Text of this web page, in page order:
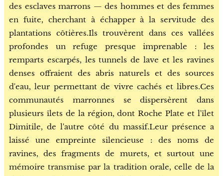
des esclaves marrons — des hommes et des femmes
en fuite, cherchant à échapper à la servitude des
plantations côtières.Ils trouvèrent dans ces vallées
profondes un refuge presque imprenable : les
remparts escarpés, les tunnels de lave et les ravines
denses offraient des abris naturels et des sources
d'eau, leur permettant de vivre cachés et libres.Ces
communautés marronnes se dispersèrent dans
plusieurs îlets de la région, dont Roche Plate et l'îlet
Dimitile, de l'autre côté du massif.Leur présence a
laissé une empreinte silencieuse : des noms de
ravines, des fragments de murets, et surtout une
mémoire transmise par la tradition orale, celle de la